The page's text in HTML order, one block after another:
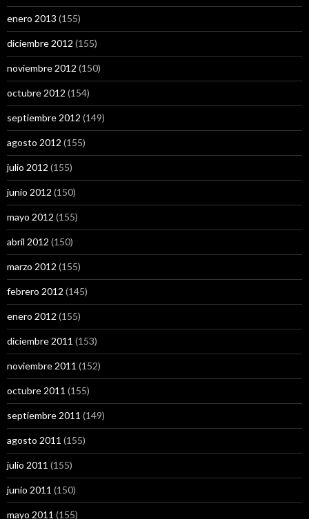
enero 2013 (155)
diciembre 2012 (155)
noviembre 2012 (150)
octubre 2012 (154)
septiembre 2012 (149)
agosto 2012 (155)
julio 2012 (155)
junio 2012 (150)
mayo 2012 (155)
abril 2012 (150)
marzo 2012 (155)
febrero 2012 (145)
enero 2012 (155)
diciembre 2011 (153)
noviembre 2011 (152)
octubre 2011 (155)
septiembre 2011 (149)
agosto 2011 (155)
julio 2011 (155)
junio 2011 (150)
mayo 2011 (155)